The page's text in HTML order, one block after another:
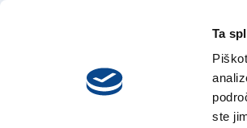
Ta
ste